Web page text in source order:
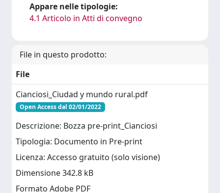
Appare nelle tipologie:
4.1 Articolo in Atti di convegno
File in questo prodotto:
File
Cianciosi_Ciudad y mundo rural.pdf
Open Access dal 02/01/2022
Descrizione: Bozza pre-print_Cianciosi
Tipologia: Documento in Pre-print
Licenza: Accesso gratuito (solo visione)
Dimensione 342.8 kB
Formato Adobe PDF